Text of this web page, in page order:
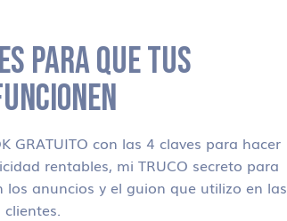
PARA QUE TUS
GRATUITO con las 4 claves para hacer
rentables, mi TRUCO secreto para
los anuncios y el guion que utilizo en las